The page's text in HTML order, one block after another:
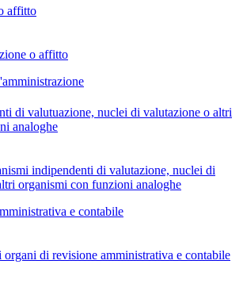
affitto
o affitto
di valutuazione, nuclei di valutazione o altri
analoghe
indipendenti di valutazione, nuclei di
organismi con funzioni analoghe
e contabile
di revisione amministrativa e contabile